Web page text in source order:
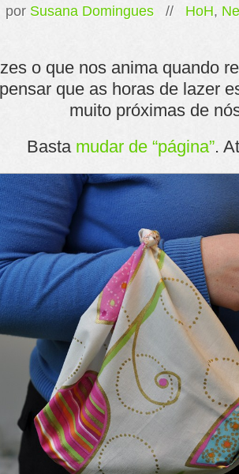
Susana Domingues // HoH,
o que nos anima quando
que as horas de lazer
muito próximas de
Basta mudar de “página”.